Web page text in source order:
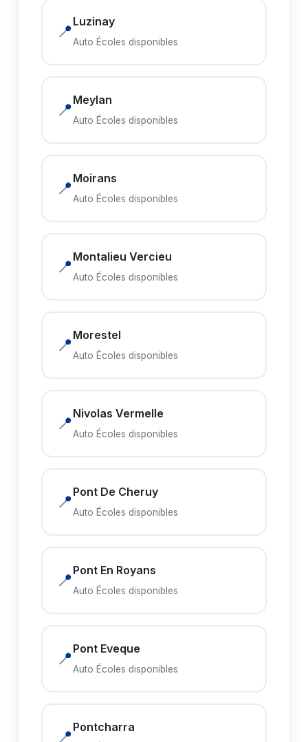
📍 Luzinay
Auto Écoles disponibles
📍 Meylan
Auto Écoles disponibles
📍 Moirans
Auto Écoles disponibles
📍 Montalieu Vercieu
Auto Écoles disponibles
📍 Morestel
Auto Écoles disponibles
📍 Nivolas Vermelle
Auto Écoles disponibles
📍 Pont De Cheruy
Auto Écoles disponibles
📍 Pont En Royans
Auto Écoles disponibles
📍 Pont Eveque
Auto Écoles disponibles
📍 Pontcharra